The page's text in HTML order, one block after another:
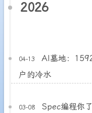
2026
04-13
AI墓地：
户的冷水
03-08 Spec编程你